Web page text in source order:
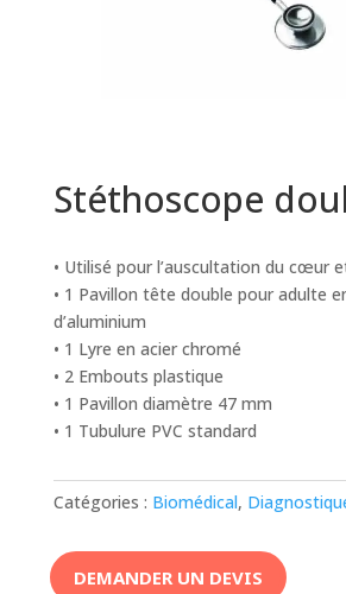
Stéthoscope
• Utilisé pour l’auscultation du cœur
• 1 Pavillon tête double pour adulte
d’aluminium
• 1 Lyre en acier chromé
• 2 Embouts plastique
• 1 Pavillon diamètre 47 mm
• 1 Tubulure PVC standard
Catégories : Biomédical,
DEMANDER UN DEVIS